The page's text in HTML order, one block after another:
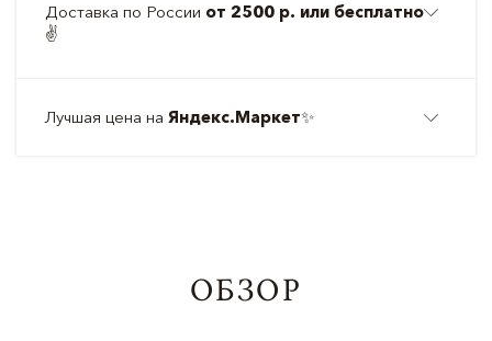
Доставка по России от 2500 р. или бесплатно
✌️
Лучшая цена на Яндекс.Маркет✨
ОБЗОР